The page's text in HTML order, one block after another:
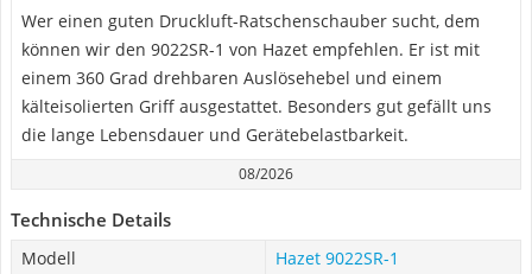
Wer einen guten Druckluft-Ratschenschauber sucht, dem
können wir den 9022SR-1 von Hazet empfehlen. Er ist mit
einem 360 Grad drehbaren Auslösehebel und einem
kälteisolierten Griff ausgestattet. Besonders gut gefällt uns
die lange Lebensdauer und Gerätebelastbarkeit.
08/2026
Technische Details
Modell
Hazet 9022SR-1